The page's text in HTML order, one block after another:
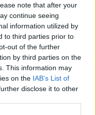
note that after your
continue seeing
information utilized by
to third parties prior to
out of the further
by third parties on the
This information may
on the IAB’s List of
disclose it to other